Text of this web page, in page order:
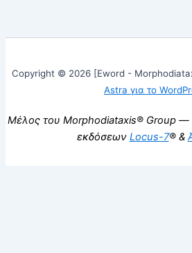
Copyright © 2026 [Eword -
Astra για το
Μέλος του Morphodiataxis® Group —
εκδόσεων Locus-7® &